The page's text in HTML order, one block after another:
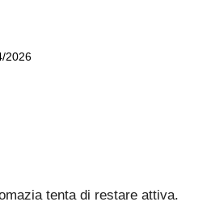
2026
tenta di restare attiva.